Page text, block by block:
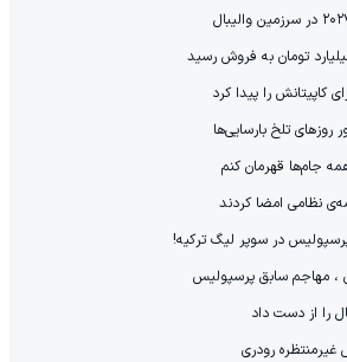
کاپیتانش را پیدا کرد
روزهای تلخ بارسایی‌ها
جام‌ها قهرمان کنم
نظامی امضا کردند
در سوپر لیگ ترکیه!
، مهاجم سابق پرسپولیس
را از دست داد
غیرمنتظره رودری